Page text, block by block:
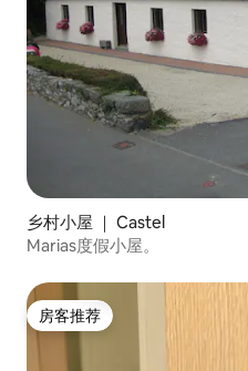
乡村小屋 ｜ Castel
Marias度假小屋。
房客推荐
房客推荐